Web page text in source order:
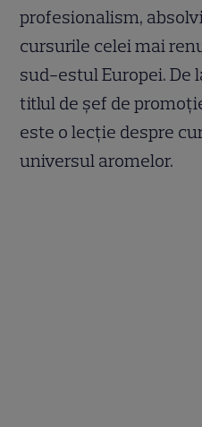
profesionalism,
cursurile celei mai
sud-estul Europei. De
titlul de șef de
este o lecție despre
universul aromelor.